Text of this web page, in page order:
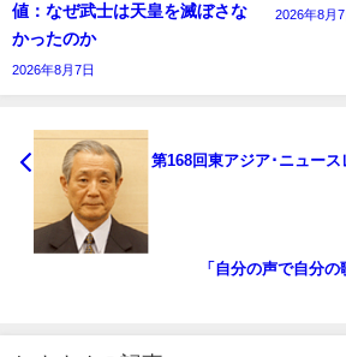
値：なぜ武士は天皇を滅ぼさな
かったのか
2026年8月7日
2026年8月7
第168回東アジア･ニュース
「自分の声で自分の